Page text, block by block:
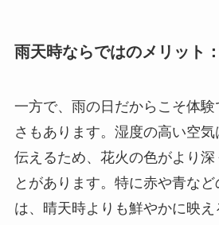
雨天時ならではのメリット
一方で、雨の日だからこそ体験
さもあります。湿度の高い空
伝えるため、花火の色がより深
とがあります。特に赤や青な
は、晴天時よりも鮮やかに映